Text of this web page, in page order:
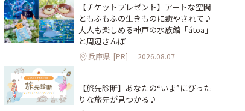
【チケットプレゼント】アートな空間
ともふもふの生きものに癒やされて♪
大人も楽しめる神戸の水族館「átoa」
と周辺さんぽ
兵庫県 [PR] 2026.08.07
【旅先診断】あなたの“いま”にぴった
りな旅先が見つかる♪